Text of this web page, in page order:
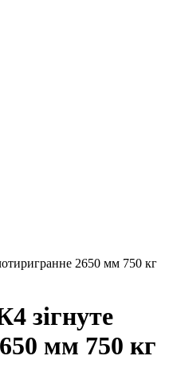
2650 мм 750 кг
зігнуте
мм 750 кг